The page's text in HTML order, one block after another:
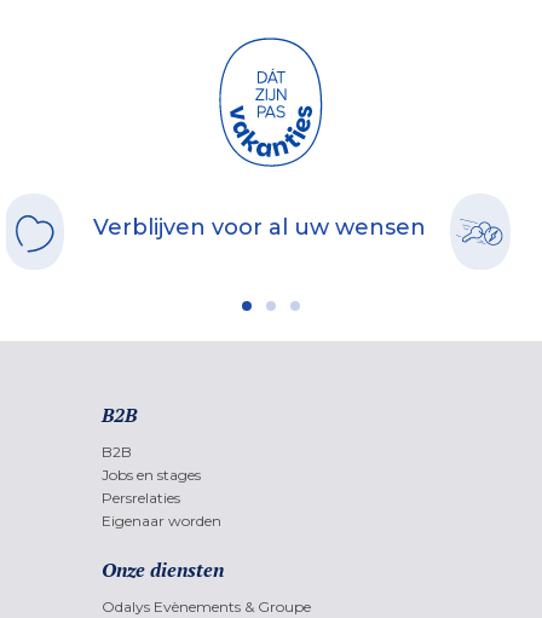
Verblijven voor al uw wensen
B2B
B2B
Jobs en stages
Persrelaties
Eigenaar worden
Onze diensten
Odalys Evènements & Groupe